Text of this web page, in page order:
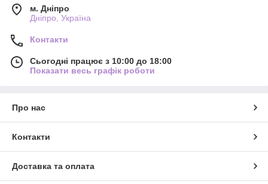
м. Дніпро
Дніпро, Україна
Контакти
Сьогодні працює з 10:00 до 18:00
Показати весь графік роботи
Про нас
Контакти
Доставка та оплата